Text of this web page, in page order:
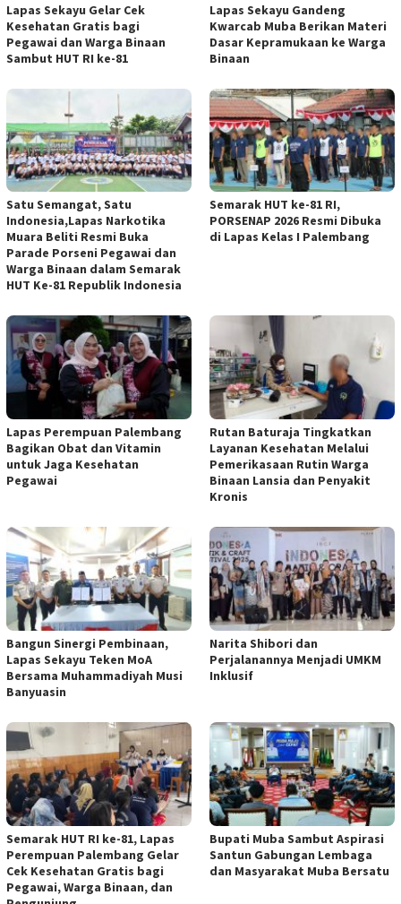
Lapas Sekayu Gelar Cek
Kesehatan Gratis bagi
Pegawai dan Warga Binaan
Sambut HUT RI ke-81
Lapas Sekayu Gandeng
Kwarcab Muba Berikan Materi
Dasar Kepramukaan ke Warga
Binaan
Satu Semangat, Satu
Indonesia,Lapas Narkotika
Muara Beliti Resmi Buka
Parade Porseni Pegawai dan
Warga Binaan dalam Semarak
HUT Ke-81 Republik Indonesia
Semarak HUT ke-81 RI,
PORSENAP 2026 Resmi Dibuka
di Lapas Kelas I Palembang
Lapas Perempuan Palembang
Bagikan Obat dan Vitamin
untuk Jaga Kesehatan
Pegawai
Rutan Baturaja Tingkatkan
Layanan Kesehatan Melalui
Pemerikasaan Rutin Warga
Binaan Lansia dan Penyakit
Kronis
Bangun Sinergi Pembinaan,
Lapas Sekayu Teken MoA
Bersama Muhammadiyah Musi
Banyuasin
Narita Shibori dan
Perjalanannya Menjadi UMKM
Inklusif
Semarak HUT RI ke-81, Lapas
Perempuan Palembang Gelar
Cek Kesehatan Gratis bagi
Pegawai, Warga Binaan, dan
Bupati Muba Sambut Aspirasi
Santun Gabungan Lembaga
dan Masyarakat Muba Bersatu